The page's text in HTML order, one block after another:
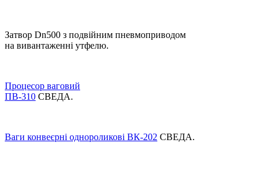
Затвор Dn500 з подвійним пневмоприводом
на вивантаженні утфелю.
Процесор ваговий
ПВ-310 СВЕДА.
Ваги конвеєрні однороликові ВК-202 СВЕДА.